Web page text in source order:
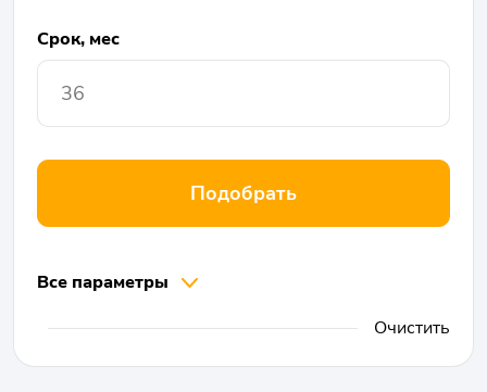
Срок, мес
Подобрать
Все параметры
Очистить